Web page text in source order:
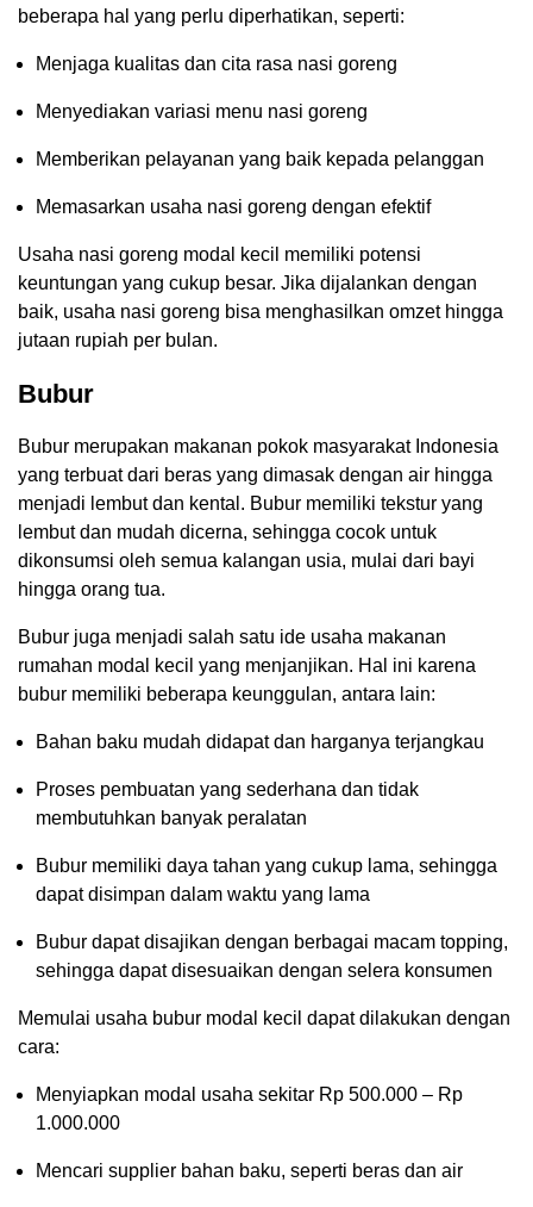
beberapa hal yang perlu diperhatikan, seperti:
Menjaga kualitas dan cita rasa nasi goreng
Menyediakan variasi menu nasi goreng
Memberikan pelayanan yang baik kepada pelanggan
Memasarkan usaha nasi goreng dengan efektif
Usaha nasi goreng modal kecil memiliki potensi
keuntungan yang cukup besar. Jika dijalankan dengan
baik, usaha nasi goreng bisa menghasilkan omzet hingga
jutaan rupiah per bulan.
Bubur
Bubur merupakan makanan pokok masyarakat Indonesia
yang terbuat dari beras yang dimasak dengan air hingga
menjadi lembut dan kental. Bubur memiliki tekstur yang
lembut dan mudah dicerna, sehingga cocok untuk
dikonsumsi oleh semua kalangan usia, mulai dari bayi
hingga orang tua.
Bubur juga menjadi salah satu ide usaha makanan
rumahan modal kecil yang menjanjikan. Hal ini karena
bubur memiliki beberapa keunggulan, antara lain:
Bahan baku mudah didapat dan harganya terjangkau
Proses pembuatan yang sederhana dan tidak
membutuhkan banyak peralatan
Bubur memiliki daya tahan yang cukup lama, sehingga
dapat disimpan dalam waktu yang lama
Bubur dapat disajikan dengan berbagai macam topping,
sehingga dapat disesuaikan dengan selera konsumen
Memulai usaha bubur modal kecil dapat dilakukan dengan
cara:
Menyiapkan modal usaha sekitar Rp 500.000 – Rp
1.000.000
Mencari supplier bahan baku, seperti beras dan air